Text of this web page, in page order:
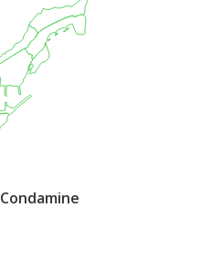
Condamine